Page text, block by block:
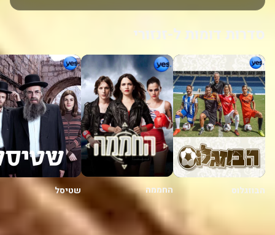
סדרות דומות ל-זנזורי
הבוזגלוס החממה שטיסל